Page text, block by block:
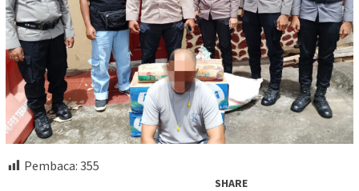
Pembaca: 355
SHARE